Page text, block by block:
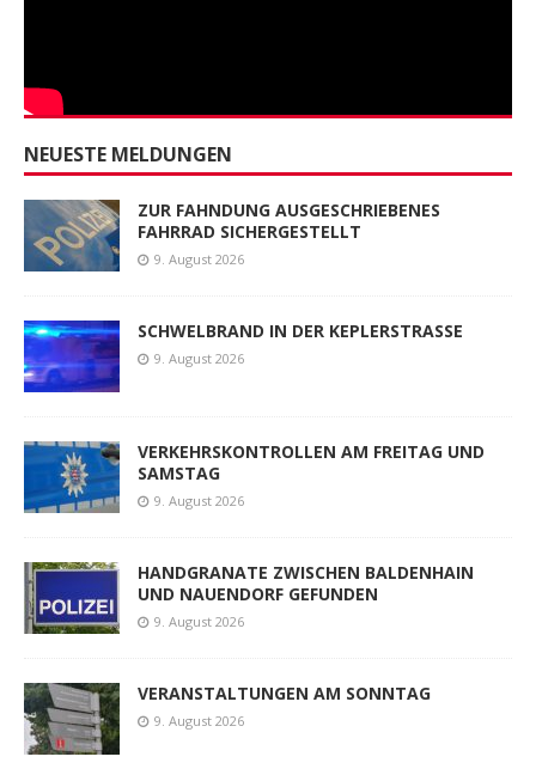
NEUESTE MELDUNGEN
ZUR FAHNDUNG AUSGESCHRIEBENES
FAHRRAD SICHERGESTELLT
9. August 2026
SCHWELBRAND IN DER KEPLERSTRASSE
9. August 2026
VERKEHRSKONTROLLEN AM FREITAG UND
SAMSTAG
9. August 2026
HANDGRANATE ZWISCHEN BALDENHAIN
UND NAUENDORF GEFUNDEN
9. August 2026
VERANSTALTUNGEN AM SONNTAG
9. August 2026